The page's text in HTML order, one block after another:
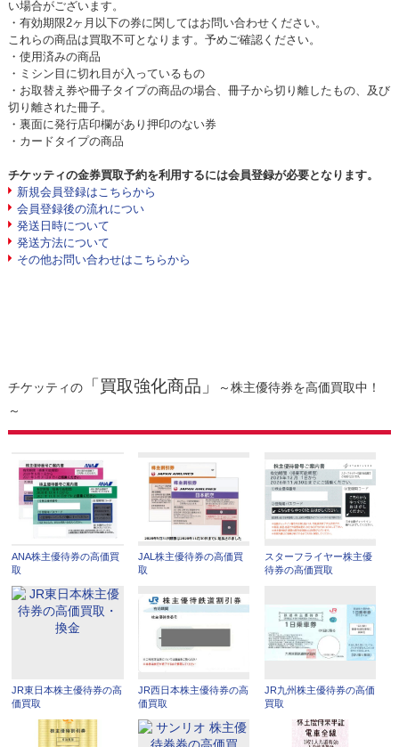
い場合がございます。
・有効期限2ヶ月以下の券に関してはお問い合わせください。
これらの商品は買取不可となります。予めご確認ください。
・使用済みの商品
・ミシン目に切れ目が入っているもの
・お取替え券や冊子タイプの商品の場合、冊子から切り離したもの、及び
切り離された冊子。
・裏面に発行店印欄があり押印のない券
・カードタイプの商品
チケッティの金券買取予約を利用するには会員登録が必要となります。
新規会員登録はこちらから
会員登録後の流れについ
発送日時について
発送方法について
その他お問い合わせはこちらから
チケッティの「買取強化商品」
～株主優待券を高価買取中！
～
ANA株主優待券の高価買
取
JAL株主優待券の高価買
取
スターフライヤー株主優
待券の高価買取
JR東日本株主優待券の高
価買取
JR西日本株主優待券の高
価買取
JR九州株主優待券の高価
買取